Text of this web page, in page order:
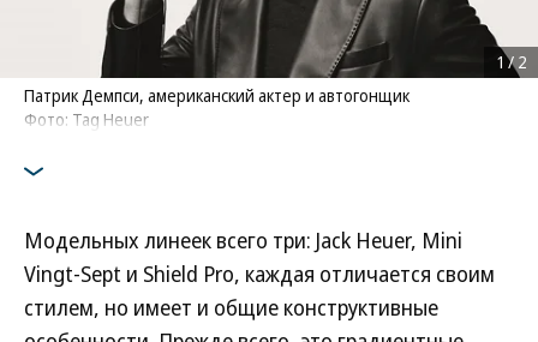
Патрик Демпси, американский актер и автогонщик
Фото: Tag Heuer
1/2
Модельных линеек всего три: Jack Heuer, Mini
Vingt-Sept и Shield Pro, каждая отличается своим
стилем, но имеет и общие конструктивные